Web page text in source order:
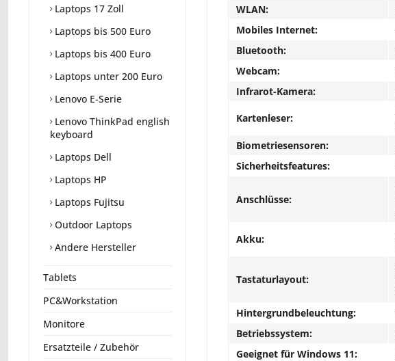
Laptops 17 Zoll
Laptops bis 500 Euro
Laptops bis 400 Euro
Laptops unter 200 Euro
Lenovo E-Serie
Lenovo ThinkPad english
keyboard
Laptops Dell
Laptops HP
Laptops Fujitsu
Outdoor Laptops
Andere Hersteller
Tablets
PC&Workstation
Monitore
Ersatzteile / Zubehör
WLAN:
Mobiles Internet:
Bluetooth:
Webcam:
Infrarot-Kamera:
Kartenleser:
Biometriesensoren:
Sicherheitsfeatures:
Anschlüsse:
Akku:
Tastaturlayout:
Hintergrundbeleuchtung:
Betriebssystem:
Geeignet für Windows 11: